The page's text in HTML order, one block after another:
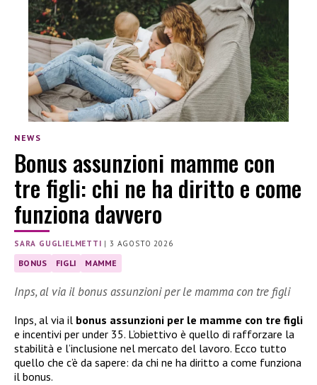
NEWS
Bonus assunzioni mamme con
tre figli: chi ne ha diritto e come
funziona davvero
SARA GUGLIELMETTI |3 AGOSTO 2026
BONUS FIGLI MAMME
Inps, al via il bonus assunzioni per le mamma con tre figli
Inps, al via il bonus assunzioni per le mamme con tre figli
e incentivi per under 35. L’obiettivo è quello di rafforzare la
stabilità e l’inclusione nel mercato del lavoro. Ecco tutto
quello che c’è da sapere: da chi ne ha diritto a come funziona
il bonus.